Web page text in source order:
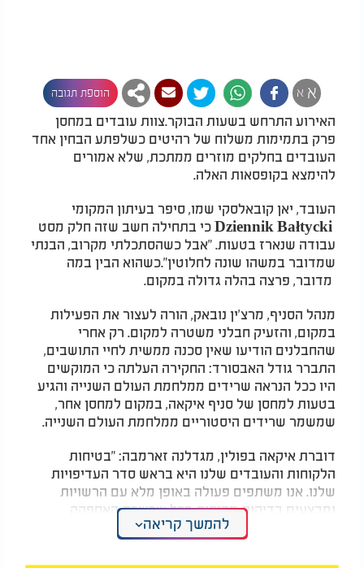
א א הוספת תגובה
האירוע התרחש בשעות הבוקר.צוות עובדים במחסן
פרק בתמימות משלוח של רהיטים כשלפתע הבחין אחד
העובדים בחלקים מוזרים ממתכת, שלא אמורים
להימצא בקופסאות האלה.
העובד, יאן קובאלסקי שמו, סיפר בעיתון המקומי
Dziennik Bałtycki כי בתחילה חשב שזה חלק מסט
עבודה שנארז בטעות. "אבל כשהסתכלתי מקרוב, הבנתי
שמדובר במשהו שונה לחלוטין".כשהוא הבין במה
מדובר, פרצה בהלה גדולה במקום.
מנהל הסניף, מרצ'ין נובאק, הורה לעצור את הפעילות
במקום, והזעיק חבלני משטרה למקום. רק אחרי
שהחבלנים הודיעו שאין סכנה ממשית לחיי התושבים,
התברר גודל האבסורד: החקירה העלתה כי המוקשים
היו ככל הנראה שרידים ממלחמת העולם השנייה והגיע
בטעות למחסן של סניף איקאה, במקום למחסן אחר,
שמשמר שרידים היסטוריים ממלחמת העולם השנייה.
דוברת איקאה בפולין, מגדלנה זארמבה: "בטיחות
הלקוחות והעובדים שלנו היא בראש סדר העדיפויות
שלנו. אנו משתפים פעולה באופן מלא עם הרשויות
ומבצעים בדיקות מקיפות בכל שרשרת האספקה
שלנו."המוקשים פונו בבטחה על ידי היחידה המיוחדת,
ולאחר בדיקות נוספות נקבע כי אין סכנה נוספת בסניף.
להמשך קריאה